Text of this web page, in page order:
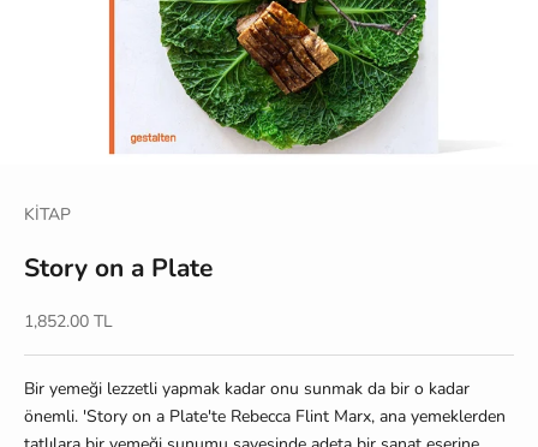
KİTAP
Story on a Plate
İndirimli fiyat
1,852.00 TL
Bir yemeği lezzetli yapmak kadar onu sunmak da bir o kadar
önemli. 'Story on a Plate'te Rebecca Flint Marx, ana yemeklerden